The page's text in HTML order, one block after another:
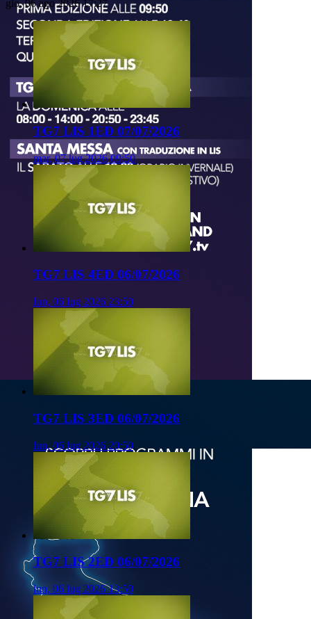
gio, 06 ago 2026 17:27
TG7 LIS 1ED 07/07/2026
mar, 07 lug 2026 09:50
TG7 LIS 4ED 06/07/2026
lun, 06 lug 2026 23:50
TG7 LIS 3ED 06/07/2026
lun, 06 lug 2026 20:50
TG7 LIS 2ED 06/07/2026
lun, 06 lug 2026 13:50